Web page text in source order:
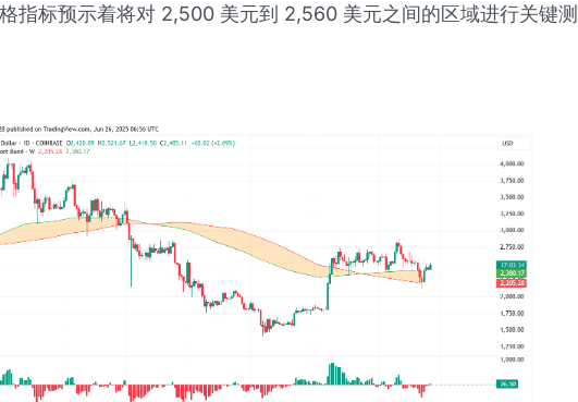
指标预示着将对 2,500 美元到 2,560 美元之间的区域进行关键测